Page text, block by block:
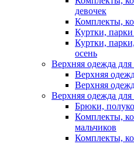
девочек
Комплекты,
Куртки, парки
Куртки,
осень
Верхняя одежда
Верхняя
Верхняя
Верхняя одежда для
Брюки,
Комплекты,
мальчиков
Комплекты,